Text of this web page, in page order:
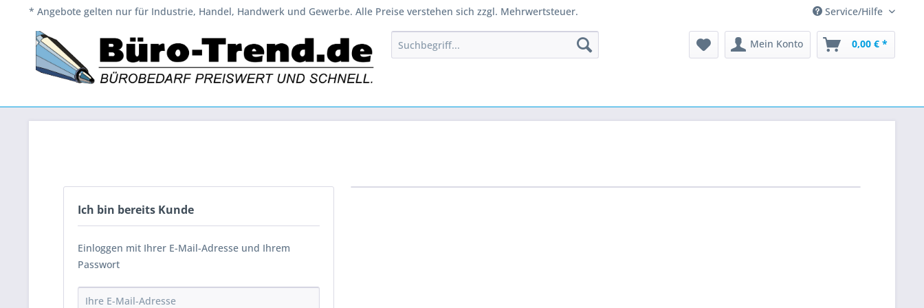
* Angebote gelten nur für Industrie, Handel, Handwerk und Gewerbe. Alle Preise verstehen sich zzgl. Mehrwertsteuer. Service/Hilfe
Mein Konto 0,00 € *
Ich bin bereits Kunde
Einloggen mit Ihrer E-Mail-Adresse und Ihrem
Passwort